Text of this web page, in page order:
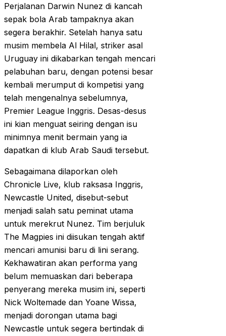
Perjalanan Darwin Nunez di kancah
sepak bola Arab tampaknya akan
segera berakhir. Setelah hanya satu
musim membela Al Hilal, striker asal
Uruguay ini dikabarkan tengah mencari
pelabuhan baru, dengan potensi besar
kembali merumput di kompetisi yang
telah mengenalnya sebelumnya,
Premier League Inggris. Desas-desus
ini kian menguat seiring dengan isu
minimnya menit bermain yang ia
dapatkan di klub Arab Saudi tersebut.
Sebagaimana dilaporkan oleh
Chronicle Live, klub raksasa Inggris,
Newcastle United, disebut-sebut
menjadi salah satu peminat utama
untuk merekrut Nunez. Tim berjuluk
The Magpies ini diisukan tengah aktif
mencari amunisi baru di lini serang.
Kekhawatiran akan performa yang
belum memuaskan dari beberapa
penyerang mereka musim ini, seperti
Nick Woltemade dan Yoane Wissa,
menjadi dorongan utama bagi
Newcastle untuk segera bertindak di